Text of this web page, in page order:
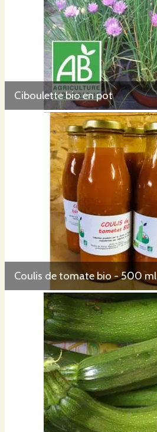
Ciboulette bio en pot
Coulis de tomate bio - 500 ml